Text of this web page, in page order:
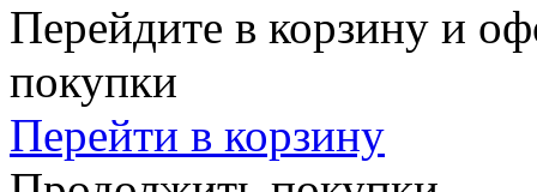
Перейдите в корзину и
покупки
Перейти в корзину